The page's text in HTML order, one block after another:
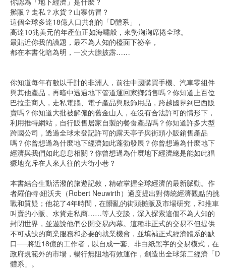
攤販？走私？水貨？山寨仿冒？
這個全球多達18億人口共創的「D體系」，
高達10兆美元的年產值正如海嘯般，來勢洶洶席捲全球。
最貼近你我的議題，最不為人知的檯面下祕辛，
都在本書化暗為明，一次大膽披露……
你知道每年有數以千計的非洲人，前往中國購買手機、汽車零組件
與其他產品，再暗中透過地下管道運回家鄉銷售嗎？你知道上百位
巴拉圭商人，走私電腦、電子產品與服飾用品，跨越國界到巴西販
賣嗎？你知道大批被解僱的舊金山人，在沒有合法許可的情形下，
利用推特網站，自行販售居家自製的餐食產品嗎？你知道許多大型
跨國公司，透過全球未登記許可的露天亭子與街頭小販銷售產品
嗎？你曾想過為什麼地下經濟如此蓬勃發展？你曾想過為什麼地下
經濟與我們如此息息相關？你曾想過為什麼地下經濟總是能如此猖
獗地充斥在人來人往的大街小巷？
本書結合生動活潑的旅遊記敘，精確掌握全球經濟的最新脈動。作
者羅伯特‧紐沃夫（Robert Neuwirth）適度提出對傳統經濟觀點的挑
戰和質疑；他花了4年時間，在髒亂的街頭攤販及市場研究，和推車
叫賣的小販、水貨走私商……等人交談，深入探索這個不為人知的
封閉世界，並遊說他們公開交易內幕。這種非正式的交易不但提供
不可或缺的商業服務和必要的就業機會，並填補正式經濟體系的缺
口──將近18億的工作者，以自成一套、非白紙黑字的交易模式，在
政府規範外的市場，暢行無阻地有效運作，創造出全球第二經濟「D
體系」。